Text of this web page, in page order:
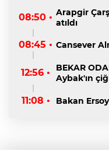
08:50 • Arapgir
atıldı
08:45 • Cansever
12:56 •
BEKAR
Aybak'ın
11:08 • Bakan